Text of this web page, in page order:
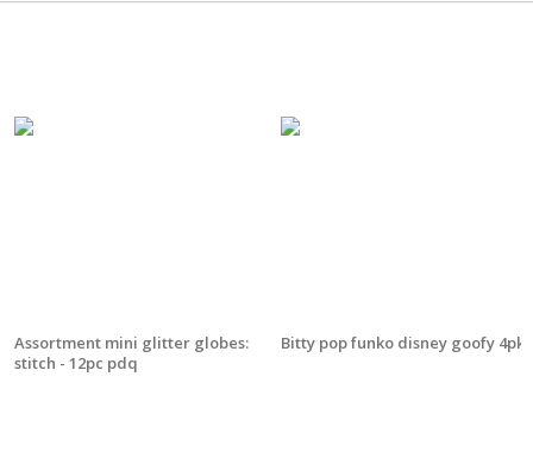
Assortment mini glitter globes:
stitch - 12pc pdq
Bitty pop funko disney goofy 4pk